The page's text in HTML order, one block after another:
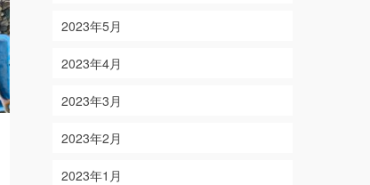
5/4
【結果】マダイ 3枚 【釣り人】滋賀県
2023年5月
2023年4月
2023年3月
2023年2月
2023年1月